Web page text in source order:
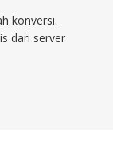
konversi.
dari server